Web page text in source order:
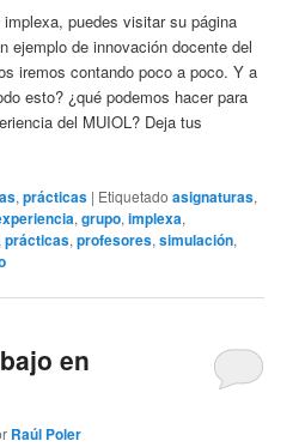
puedes visitar su página
ejemplo de innovación docente del
iremos contando poco a poco. Y a
esto? ¿qué podemos hacer para
del MUIOL? Deja tus
,prácticas | Etiquetado asignaturas,
,grupo,implexa,
,prácticas,profesores,simulación,
en
Raúl Poler